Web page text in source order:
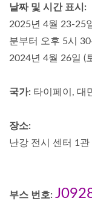
날짜 및 시간 표시:
2025년 4월 23-25
분부터 오후 5시 30
2024년 4월 26일 (
국가: 타이페이, 대
장소:
난강 전시 센터 1관
부스 번호: